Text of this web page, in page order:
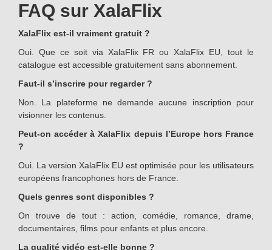
FAQ sur XalaFlix
XalaFlix est-il vraiment gratuit ?
Oui. Que ce soit via XalaFlix FR ou XalaFlix EU, tout le
catalogue est accessible gratuitement sans abonnement.
Faut-il s’inscrire pour regarder ?
Non. La plateforme ne demande aucune inscription pour
visionner les contenus.
Peut-on accéder à XalaFlix depuis l’Europe hors France
?
Oui. La version XalaFlix EU est optimisée pour les utilisateurs
européens francophones hors de France.
Quels genres sont disponibles ?
On trouve de tout : action, comédie, romance, drame,
documentaires, films pour enfants et plus encore.
La qualité vidéo est-elle bonne ?